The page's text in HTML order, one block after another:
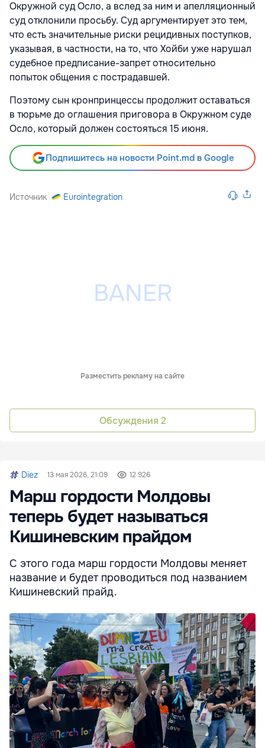
Окружной суд Осло, а вслед за ним и апелляционный
суд отклонили просьбу. Суд аргументирует это тем,
что есть значительные риски рецидивных поступков,
указывая, в частности, на то, что Хойби уже нарушал
судебное предписание-запрет относительно
попыток общения с пострадавшей.
Поэтому сын кронпринцессы продолжит оставаться
в тюрьме до оглашения приговора в Окружном суде
Осло, который должен состояться 15 июня.
Подпишитесь на новости Point.md в Google
Источник Eurointegration
Разместить рекламу на сайте
Обсуждения 2
Diez 13 мая 2026, 21:09 12 926
Марш гордости Молдовы
теперь будет называться
Кишиневским прайдом
С этого года марш гордости Молдовы меняет
название и будет проводиться под названием
Кишиневский прайд.